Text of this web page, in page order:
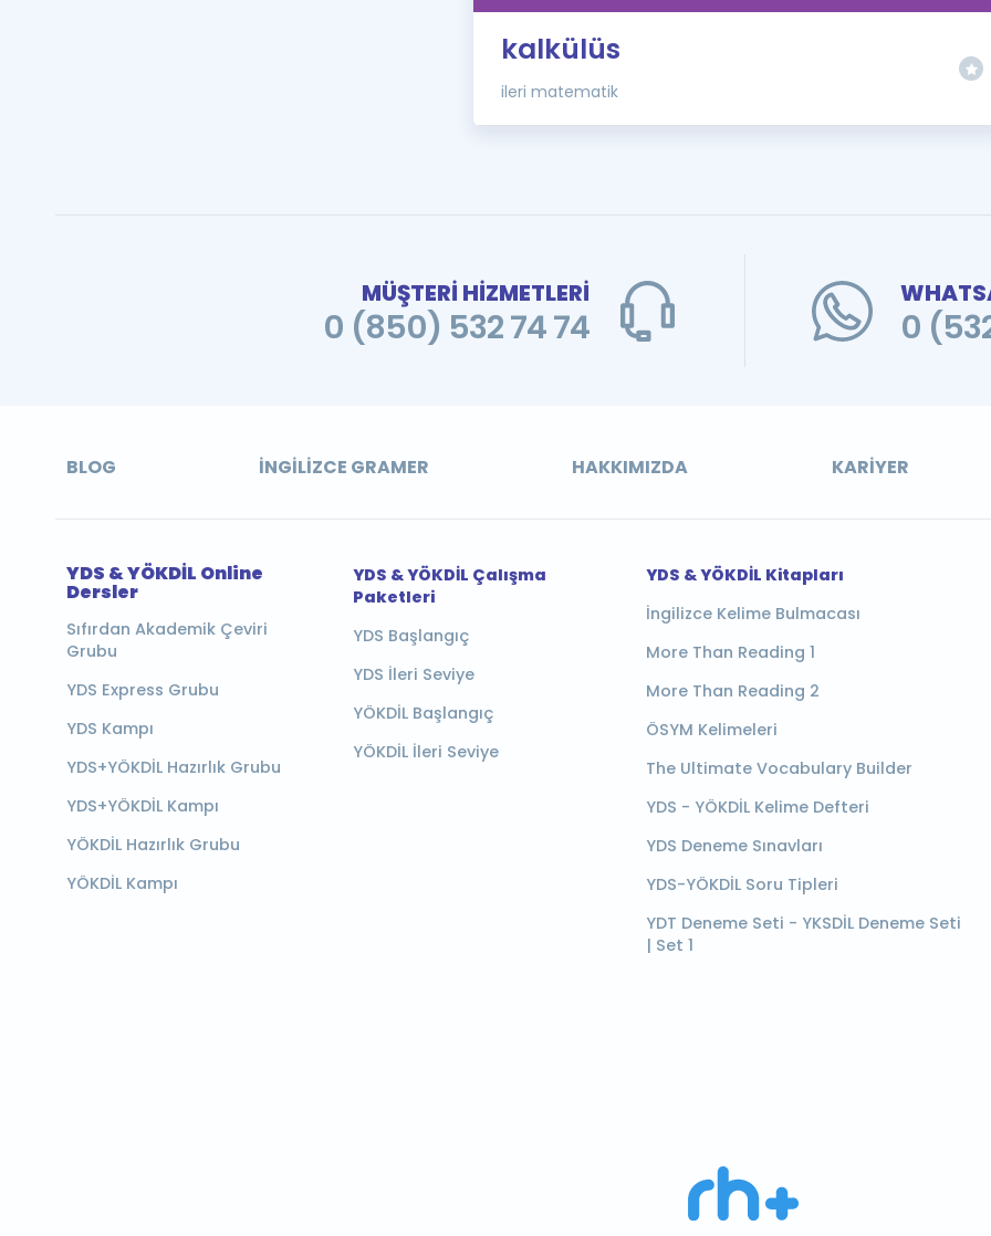
kalkülüs
ileri matematik
MÜŞTERİ HİZMETLERİ
0 (850) 532 74 74 0
BLOG İNGILIZCE GRAMER HAKKIMIZDA KARIYER
YDS & YÖKDİL Online
Dersler
Sıfırdan Akademik Çeviri
Grubu
YDS Express Grubu
YDS Kampı
YDS+YÖKDİL Hazırlık Grubu
YDS+YÖKDİL Kampı
YÖKDİL Hazırlık Grubu
YÖKDİL Kampı
YDS & YÖKDİL Çalışma
Paketleri
YDS Başlangıç
YDS İleri Seviye
YÖKDİL Başlangıç
YÖKDİL İleri Seviye
YDS & YÖKDİL Kitapları
İngilizce Kelime Bulmacası
More Than Reading 1
More Than Reading 2
ÖSYM Kelimeleri
The Ultimate Vocabulary Builder
YDS - YÖKDİL Kelime Defteri
YDS Deneme Sınavları
YDS-YÖKDİL Soru Tipleri
YDT Deneme Seti - YKSDİL Deneme Seti
| Set 1